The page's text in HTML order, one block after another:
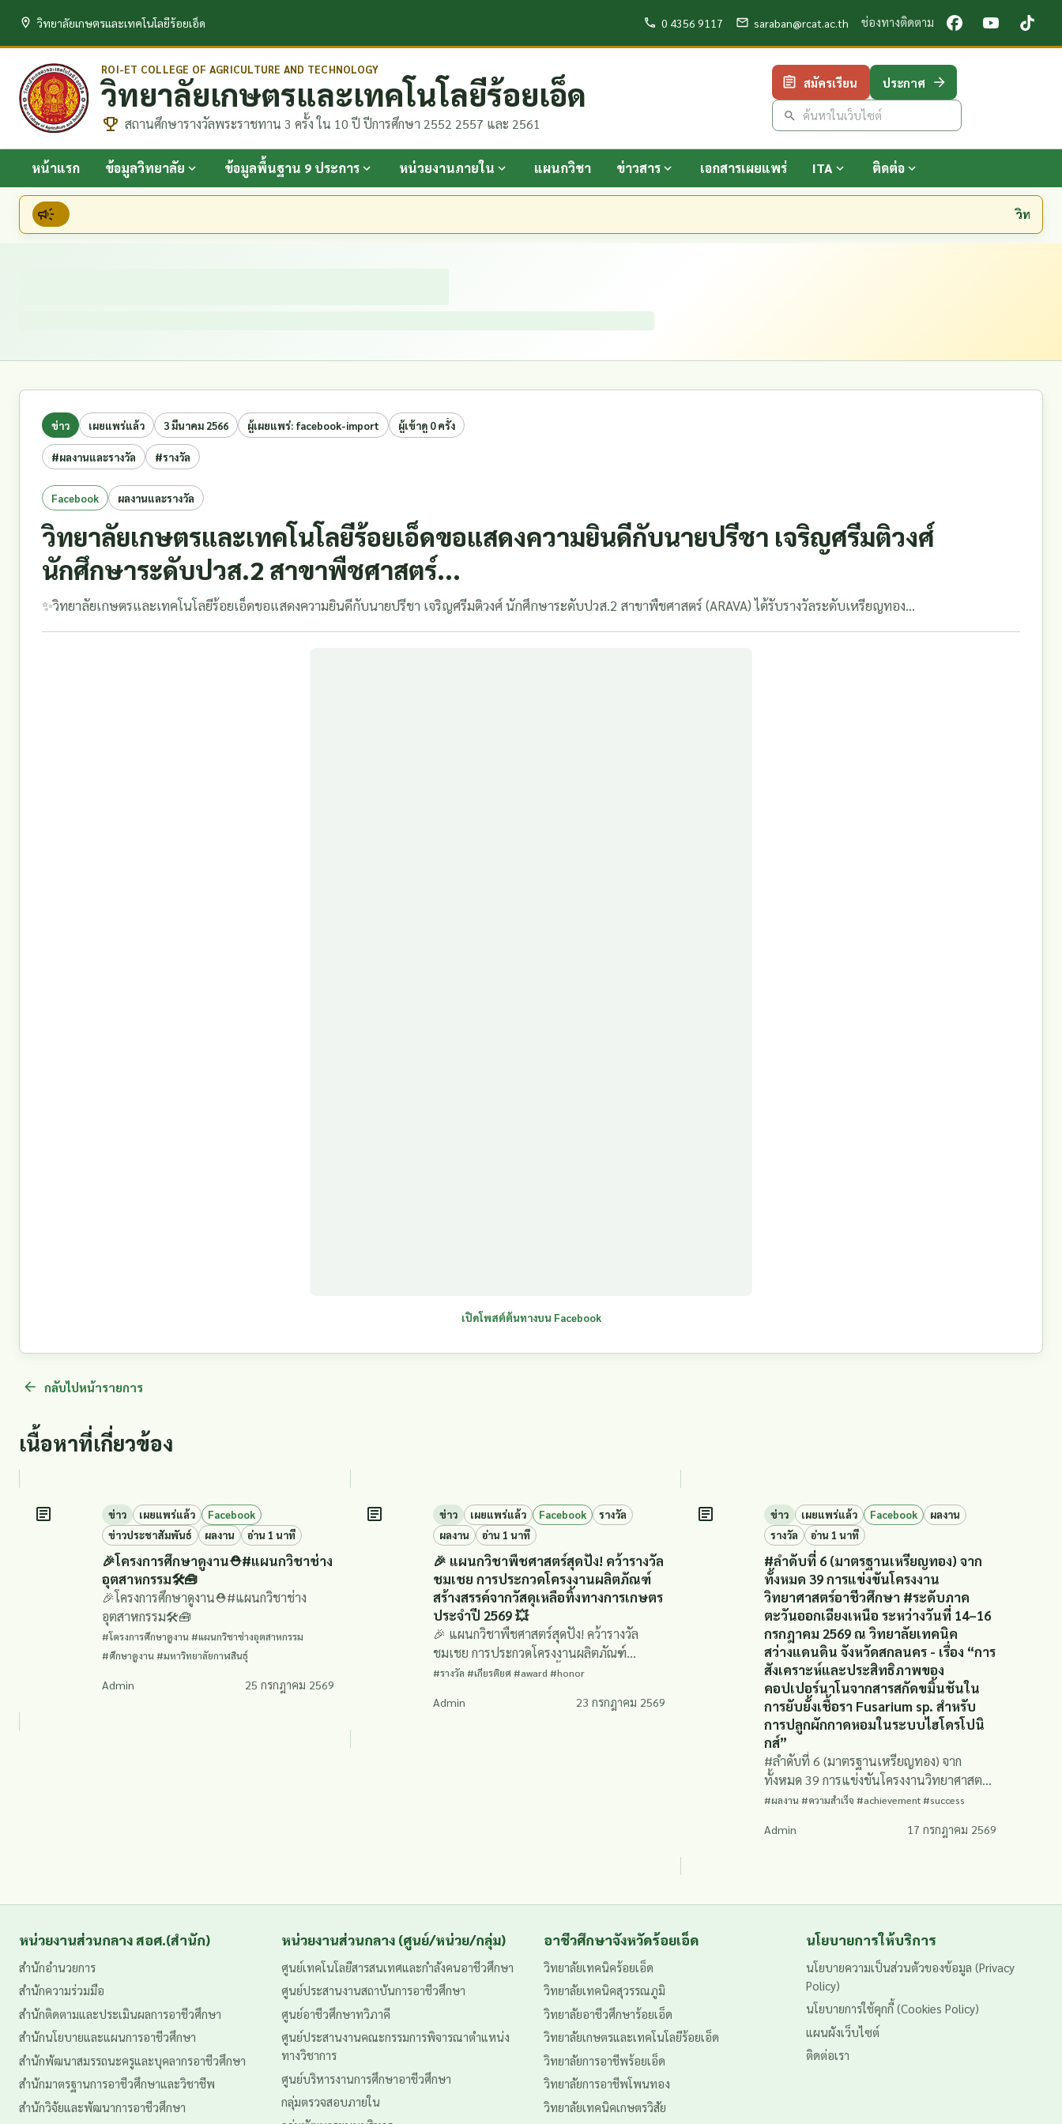
วิทยาลัยเกษตรและเทคโนโลยีร้อยเอ็ด 0 4356 9117 saraban@rcat.ac.th ช่องทางติดตาม
ROI-ET COLLEGE OF AGRICULTURE AND TECHNOLOGY
วิทยาลัยเกษตรและเทคโนโลยีร้อยเอ็ด
สถานศึกษารางวัลพระราชทาน 3 ครั้ง ใน 10 ปี ปีการศึกษา 2552 2557 และ 2561
สมัครเรียน ประกาศ
หน้าแรก ข้อมูลวิทยาลัย ข้อมูลพื้นฐาน 9 ประการ หน่วยงานภายใน แผนกวิชา ข่าวสาร เอกสารเผยแพร่ ITA ติดต่อ
วิทยาลัยเ
ข่าว เผยแพร่แล้ว 3 มีนาคม 2566 ผู้เผยแพร่: facebook-import ผู้เข้าดู 0 ครั้ง
#ผลงานและรางวัล #รางวัล
Facebook ผลงานและรางวัล
วิทยาลัยเกษตรและเทคโนโลยีร้อยเอ็ดขอแสดงความยินดีกับนายปรีชา เจริญศรีมติวงศ์
นักศึกษาระดับปวส.2 สาขาพืชศาสตร์...
✨วิทยาลัยเกษตรและเทคโนโลยีร้อยเอ็ดขอแสดงความยินดีกับนายปรีชา เจริญศรีมติวงศ์ นักศึกษาระดับปวส.2 สาขาพืชศาสตร์ (ARAVA) ได้รับรางวัลระดับเหรียญทอง...
เปิดโพสต์ต้นทางบน Facebook
กลับไปหน้ารายการ
เนื้อหาที่เกี่ยวข้อง
ข่าว เผยแพร่แล้ว
Facebook
ข่าวประชาสัมพันธ์
ผลงาน อ่าน 1 นาที
🎉โครงการศึกษาดูงาน⛑️#แผนกวิชาช่าง
อุตสาหกรรม🛠️🧰
🎉โครงการศึกษาดูงาน⛑️#แผนกวิชาช่าง
อุตสาหกรรม🛠️🧰
#โครงการศึกษาดูงาน #แผนกวิชาช่างอุตสาหกรรม
#ศึกษาดูงาน #มหาวิทยาลัยกาฬสินธุ์
Admin 25 กรกฎาคม 2569
ข่าว เผยแพร่แล้ว Facebook
รางวัล
ผลงาน
อ่าน 1 นาที
🎉 แผนกวิชาพืชศาสตร์สุดปัง! คว้ารางวัล
ชมเชย การประกวดโครงงานผลิตภัณฑ์
สร้างสรรค์จากวัสดุเหลือทิ้งทางการเกษตร
ประจำปี 2569 💥
🎉 แผนกวิชาพืชศาสตร์สุดปัง! คว้ารางวัล
ชมเชย การประกวดโครงงานผลิตภัณฑ์
สร้างสรรค์จากวัสดุเหลือทิ้งทางการเกษตร
#รางวัล #เกียรติยศ #award #honor
Admin 23 กรกฎาคม 2569
ข่าว เผยแพร่แล้ว Facebook
ผลงาน
รางวัล
อ่าน 1 นาที
#ลำดับที่ 6 (มาตรฐานเหรียญทอง) จาก
ทั้งหมด 39 การแข่งขันโครงงาน
วิทยาศาสตร์อาชีวศึกษา #ระดับภาค
ตะวันออกเฉียงเหนือ ระหว่างวันที่ 14–16
กรกฎาคม 2569 ณ วิทยาลัยเทคนิค
สว่างแดนดิน จังหวัดสกลนคร - เรื่อง “การ
สังเคราะห์และประสิทธิภาพของ
คอปเปอร์นาโนจากสารสกัดขมิ้นชันใน
การยับยั้งเชื้อรา Fusarium sp. สำหรับ
การปลูกผักกาดหอมในระบบไฮโดรโปนิ
กส์”
#ลำดับที่ 6 (มาตรฐานเหรียญทอง) จาก
ทั้งหมด 39 การแข่งขันโครงงานวิทยาศาสตร์
อาชีวศึกษา #ระดับภาคตะวันออกเฉียงเหนือ
วิทยาลัยเทคนิคสว่างแดนดิน จังหวัดสกลนคร -
#ผลงาน #ความสำเร็จ #achievement #success
Admin 17 กรกฎาคม 2569
หน่วยงานส่วนกลาง สอศ.(สำนัก)
สำนักอำนวยการ
สำนักความร่วมมือ
สำนักติดตามและประเมินผลการอาชีวศึกษา
สำนักนโยบายและแผนการอาชีวศึกษา
สำนักพัฒนาสมรรถนะครูและบุคลากรอาชีวศึกษา
สำนักมาตรฐานการอาชีวศึกษาและวิชาชีพ
สำนักวิจัยและพัฒนาการอาชีวศึกษา
หน่วยงานส่วนกลาง (ศูนย์/หน่วย/กลุ่ม)
ศูนย์เทคโนโลยีสารสนเทศและกำลังคนอาชีวศึกษา
ศูนย์ประสานงานสถาบันการอาชีวศึกษา
ศูนย์อาชีวศึกษาทวิภาคี
ศูนย์ประสานงานคณะกรรมการพิจารณาตำแหน่ง
ทางวิชาการ
ศูนย์บริหารงานการศึกษาอาชีวศึกษา
กลุ่มตรวจสอบภายใน
อาชีวศึกษาจังหวัดร้อยเอ็ด
วิทยาลัยเทคนิคร้อยเอ็ด
วิทยาลัยเทคนิคสุวรรณภูมิ
วิทยาลัยอาชีวศึกษาร้อยเอ็ด
วิทยาลัยเกษตรและเทคโนโลยีร้อยเอ็ด
วิทยาลัยการอาชีพร้อยเอ็ด
วิทยาลัยการอาชีพโพนทอง
วิทยาลัยเทคนิคเกษตรวิสัย
นโยบายการให้บริการ
นโยบายความเป็นส่วนตัวของข้อมูล (Privacy
Policy)
นโยบายการใช้คุกกี้ (Cookies Policy)
แผนผังเว็บไซต์
ติดต่อเรา